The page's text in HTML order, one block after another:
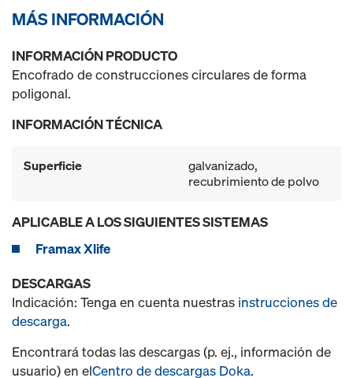
MÁS INFORMACIÓN
INFORMACIÓN PRODUCTO
Encofrado de construcciones circulares de forma
poligonal.
INFORMACIÓN TÉCNICA
Superficie
galvanizado,
recubrimiento de polvo
APLICABLE A LOS SIGUIENTES SISTEMAS
Framax Xlife
DESCARGAS
Indicación: Tenga en cuenta nuestras instrucciones de
descarga.
Encontrará todas las descargas (p. ej., información de
usuario) en elCentro de descargas Doka.